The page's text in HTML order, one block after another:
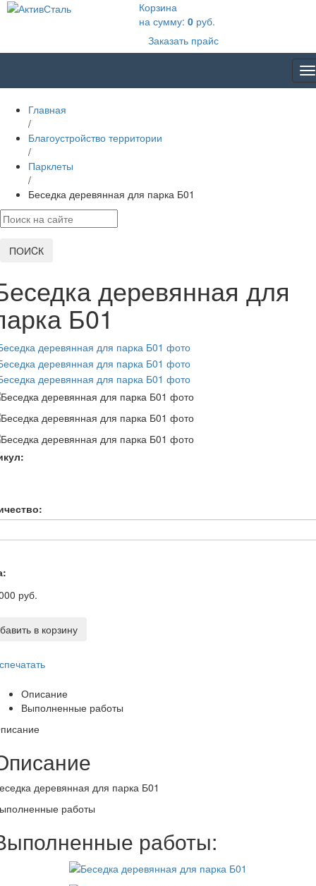
Корзина
на сумму: 0руб.
Заказать прайс
Главная
/
Благоустройство территории
/
Парклеты
/
Беседка деревянная для парка Б01
ПОИCК
деревянная для
Б01
руб.
в корзину
Описание
Выполненные работы
деревянная для парка Б01
работы
работы: